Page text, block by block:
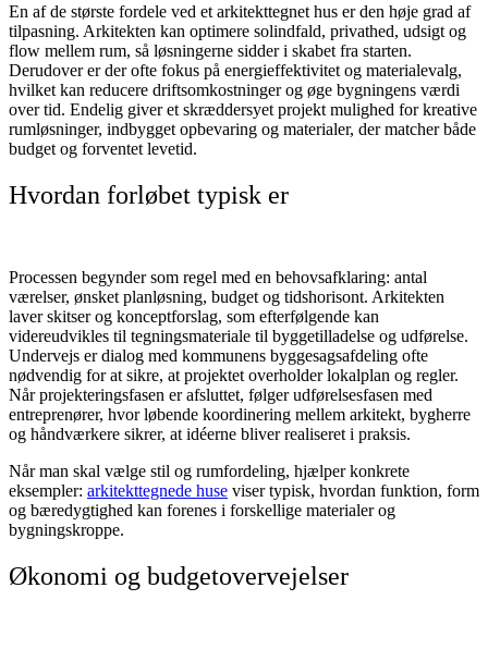
En af de største fordele ved et arkitekttegnet hus er den høje grad af
tilpasning. Arkitekten kan optimere solindfald, privathed, udsigt og
flow mellem rum, så løsningerne sidder i skabet fra starten.
Derudover er der ofte fokus på energieffektivitet og materialevalg,
hvilket kan reducere driftsomkostninger og øge bygningens værdi
over tid. Endelig giver et skræddersyet projekt mulighed for kreative
rumløsninger, indbygget opbevaring og materialer, der matcher både
budget og forventet levetid.
Hvordan forløbet typisk er
Processen begynder som regel med en behovsafklaring: antal
værelser, ønsket planløsning, budget og tidshorisont. Arkitekten
laver skitser og konceptforslag, som efterfølgende kan
videreudvikles til tegningsmateriale til byggetilladelse og udførelse.
Undervejs er dialog med kommunens byggesagsafdeling ofte
nødvendig for at sikre, at projektet overholder lokalplan og regler.
Når projekteringsfasen er afsluttet, følger udførelsesfasen med
entreprenører, hvor løbende koordinering mellem arkitekt, bygherre
og håndværkere sikrer, at idéerne bliver realiseret i praksis.
Når man skal vælge stil og rumfordeling, hjælper konkrete
eksempler: arkitekttegnede huse viser typisk, hvordan funktion, form
og bæredygtighed kan forenes i forskellige materialer og
bygningskroppe.
Økonomi og budgetovervejelser